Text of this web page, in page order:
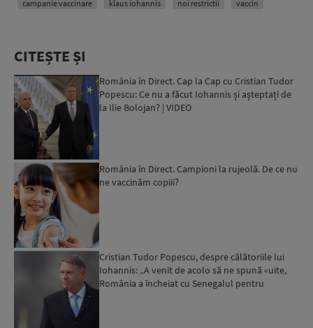
campanie vaccinare klaus iohannis noi restrictii vaccin
CITEȘTE ȘI
România în Direct. Cap la Cap cu Cristian Tudor
Popescu: Ce nu a făcut Iohannis și așteptați de
la Ilie Bolojan? | VIDEO
România în Direct. Campioni la rujeolă. De ce nu
ne vaccinăm copiii?
Cristian Tudor Popescu, despre călătoriile lui
Iohannis: „A venit de acolo să ne spună «uite,
România a încheiat cu Senegalul pentru